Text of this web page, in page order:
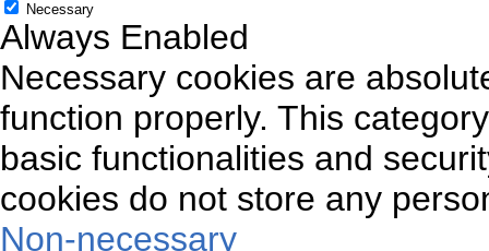
Necessary
Always Enabled
Necessary cookies are
function properly. This
basic functionalities and
cookies do not store any
Non-necessary